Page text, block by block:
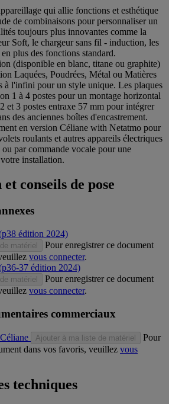
qui allie fonctions et esthétique
de combinaisons pour personnaliser un
toujours plus innovantes comme la
Soft, le chargeur sans fil - induction, les
plus des fonctions standard.
(disponible en blanc, titane ou graphite)
Laquées, Poudrées, Métal ou Matières
à l'infini pour un style unique. Les plaques
1 à 4 postes pour un montage horizontal
et 3 postes entraxe 57 mm pour intégrer
des anciennes boîtes d'encastrement.
en version Céliane with Netatmo pour
roulants et autres appareils électriques
par commande vocale pour une
installation.
conseils de pose
édition 2024)
matériel
Pour enregistrer ce document
vous connecter.
37 édition 2024)
matériel
Pour enregistrer ce document
vous connecter.
commerciaux
Ajouter à ma liste de matériel
Pour
dans vos favoris, veuillez vous
techniques